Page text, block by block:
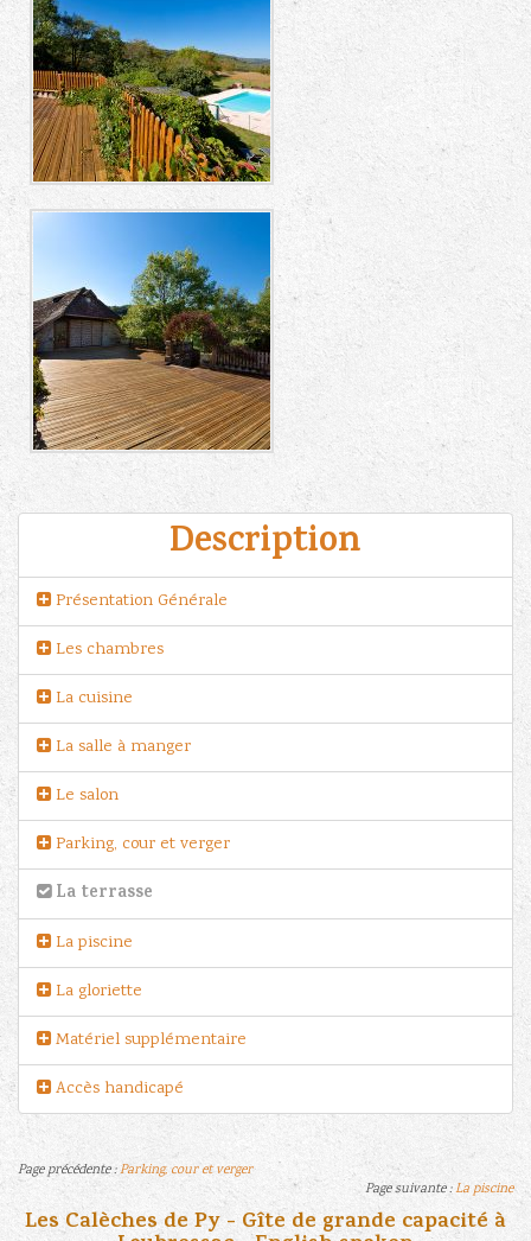
Description
Présentation Générale
Les chambres
La cuisine
La salle à manger
Le salon
Parking, cour et verger
La terrasse
La piscine
La gloriette
Matériel supplémentaire
Accès handicapé
Page précédente :Parking, cour et verger
Page suivante :La piscine
Les Calèches de Py - Gîte de grande capacité à